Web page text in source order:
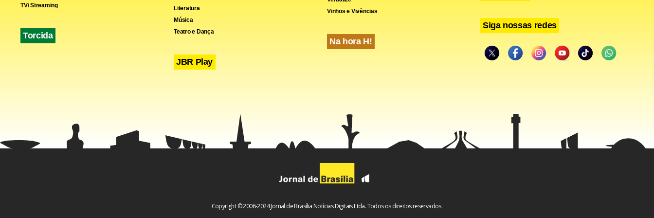
Demonstra que a indústria nacional é reconhecidamente inovadora no mercado de
transplantes e detentora de patentes”, comemora o advogado Roberto Rodrigues, do
escritório RNA Law, representante da Silimed.
“Essa talvez seja a maior vitória na história, de uma empresa brasileira em caso de
Rodrigues.
TV/ Streaming
Torcida
Literatura
Música
Teatro e Dança
JBR Play
Vinhos e Vivências
Na hora H!
Siga nossas redes
Copyright © 2006-2024 Jornal de Brasília Notícias Digitais Ltda. Todos os direitos reservados.